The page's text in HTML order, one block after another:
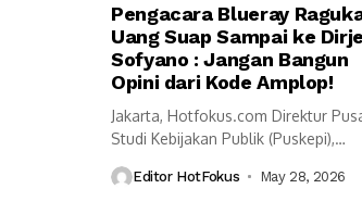
Pengacara Blueray
Uang Suap Sampai ke
Sofyano : Jangan Bangun
Opini dari Kode Amplop!
Jakarta, Hotfokus.com Direktur
Studi Kebijakan Publik (Puskepi),
Editor HotFokus May 28, 2026